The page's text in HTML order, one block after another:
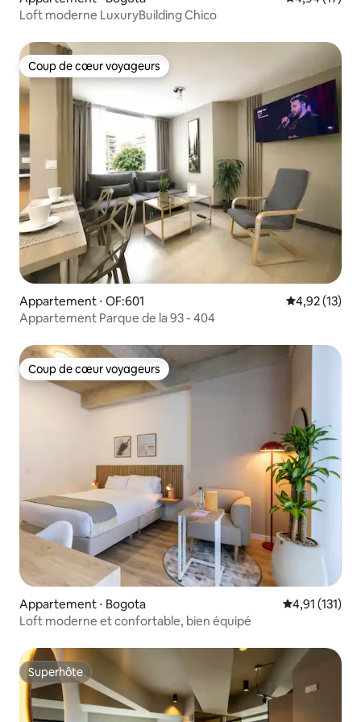
Loft moderne LuxuryBuilding Chico
Coup de cœur voyageurs
Coup de cœur voyageurs
Appartement ⋅ OF:601 Évaluation
4,92 (13)
Appartement Parque de la 93 - 404
Coup de cœur voyageurs
Coup de cœur voyageurs
Appartement ⋅ Bogota Évaluation
4,91 (131)
Loft moderne et confortable, bien équipé
Superhôte
Superhôte